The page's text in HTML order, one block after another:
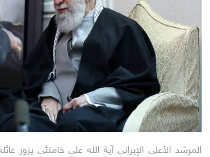
المرشد الأعلى الإيراني آية الله علي خامنئي يزور